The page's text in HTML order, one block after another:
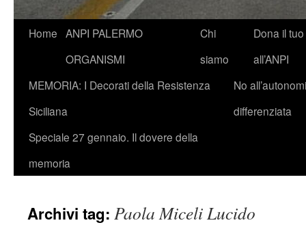
Vai
contenuto
Home ANPI PALERMO
ORGANISMI
Chi
siamo
Dona il
all’ANPI
MEMORIA: I Decorati della Resistenza
Siciliana
No
differenziata
Speciale 27 gennaio. Il dovere della
memoria
Archivi tag: Paola Miceli Lucido